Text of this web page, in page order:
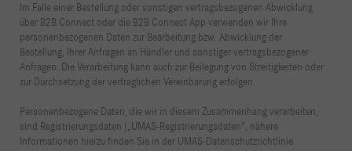
Im Falle einer Bestellung oder sonstigen vertragsbezogenen Abwicklung
über B2B Connect oder die B2B Connect App verwenden wir Ihre
personenbezogenen Daten zur Bearbeitung bzw. Abwicklung der
Bestellung, Ihrer Anfragen an Händler und sonstiger vertragsbezogener
Anfragen. Die Verarbeitung kann auch zur Beilegung von Streitigkeiten oder
zur Durchsetzung der vertraglichen Vereinbarung erfolgen.
Personenbezogene Daten, die wir in diesem Zusammenhang verarbeiten,
sind Registrierungsdaten („UMAS-Registrierungsdaten“, nähere
Informationen hierzu finden Sie in der UMAS-Datenschutzrichtlinie